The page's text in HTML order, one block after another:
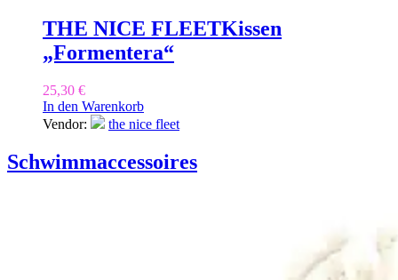
THE NICE FLEETKissen
„Formentera“
25,30 €
In den Warenkorb
Vendor:
the nice fleet
Schwimmaccessoires